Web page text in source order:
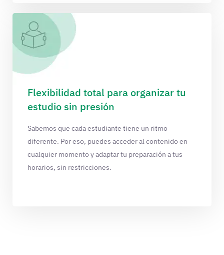
Flexibilidad total para organizar tu
estudio sin presión
Sabemos que cada estudiante tiene un ritmo
diferente. Por eso, puedes acceder al contenido en
cualquier momento y adaptar tu preparación a tus
horarios, sin restricciones.